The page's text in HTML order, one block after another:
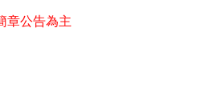
章公告為主